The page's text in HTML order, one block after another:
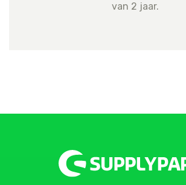
van 2 jaar.